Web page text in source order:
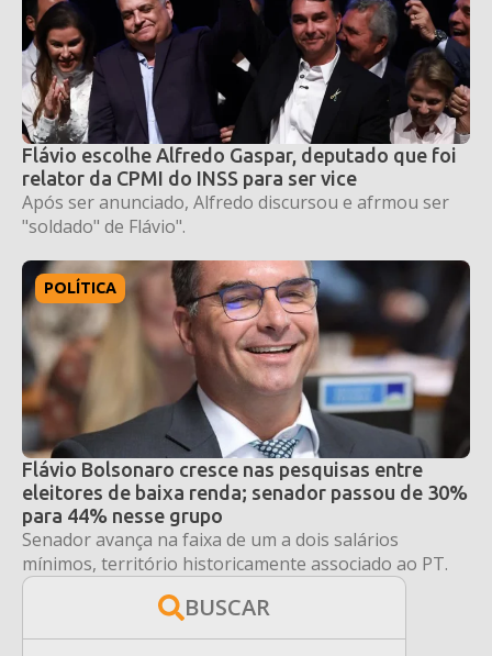
Flávio escolhe Alfredo Gaspar, deputado que foi
relator da CPMI do INSS para ser vice
Após ser anunciado, Alfredo discursou e afrmou ser
"soldado" de Flávio".
POLÍTICA
Flávio Bolsonaro cresce nas pesquisas entre
eleitores de baixa renda; senador passou de 30%
para 44% nesse grupo
Senador avança na faixa de um a dois salários
mínimos, território historicamente associado ao PT.
BUSCAR